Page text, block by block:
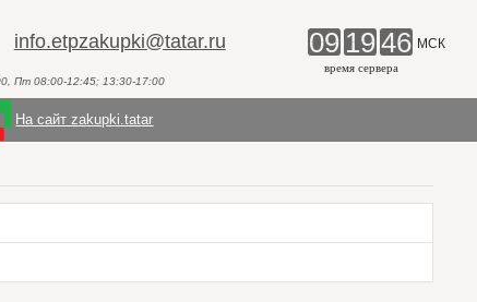
info.etpzakupki@tatar.ru
Пт 08:00-12:45; 13:30-17:00
09 1946 МСК
время сервера
На сайт zakupki.tatar